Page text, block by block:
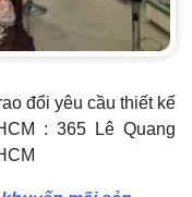
đổi yêu cầu thiết kế
: 365 Lê Quang